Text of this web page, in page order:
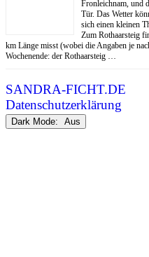
Fronleichnam, und
Tür. Das Wetter
sich einen kleinen
Zum Rothaarsteig
km Länge misst (wobei die Angaben je
Wochenende: der Rothaarsteig …
SANDRA-FICHT.DE
Datenschutzerklärung
Dark Mode: